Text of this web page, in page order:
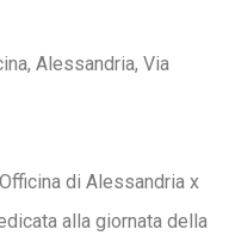
Alessandria, Via
di Alessandria x
alla giornata della